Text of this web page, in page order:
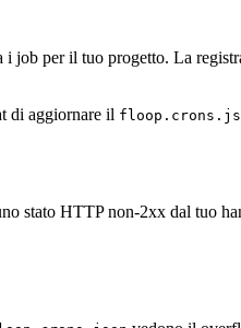
per il tuo progetto. La
di aggiornare il
stato HTTP non-2xx dal tuo